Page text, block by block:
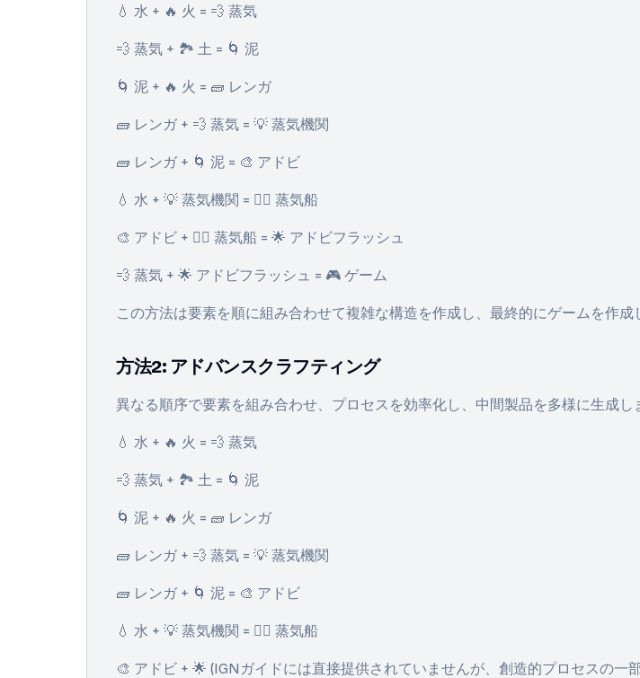
💧 水 + 🔥 火 = 💨 蒸気
💨 蒸気 + 🏞️ 土 = 🌀 泥
🌀 泥 + 🔥 火 = 🧱 レンガ
🧱 レンガ + 💨 蒸気 = 💡 蒸気機関
🧱 レンガ + 🌀 泥 = 🎨 アドビ
💧 水 + 💡 蒸気機関 = 🚣‍♀️ 蒸気船
🎨 アドビ + 🚣‍♀️ 蒸気船 = 🌟 アドビフラッシュ
💨 蒸気 + 🌟 アドビフラッシュ = 🎮 ゲーム
この方法は要素を順に組み合わせて複雑な構造を作成し、最終的にゲームを作成
方法2: アドバンスクラフティング
異なる順序で要素を組み合わせ、プロセスを効率化し、中間製品を多様に生成し
💧 水 + 🔥 火 = 💨 蒸気
💨 蒸気 + 🏞️ 土 = 🌀 泥
🌀 泥 + 🔥 火 = 🧱 レンガ
🧱 レンガ + 💨 蒸気 = 💡 蒸気機関
🧱 レンガ + 🌀 泥 = 🎨 アドビ
💧 水 + 💡 蒸気機関 = 🚣‍♀️ 蒸気船
🎨 アドビ + 🌟 (IGNガイドには直接提供されていませんが、創造的プロセスの一